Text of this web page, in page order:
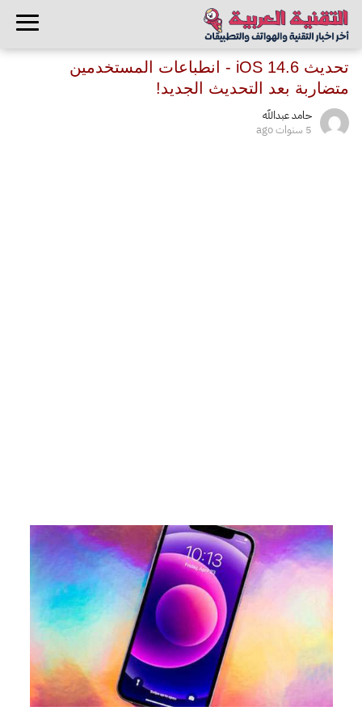
تحديث iOS 14.6 - انطباعات المستخدمين
متضاربة بعد التحديث الجديد!
حامد عبدالله
5 سنوات ago